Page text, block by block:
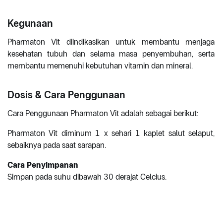
Kegunaan
Pharmaton Vit diindikasikan untuk membantu menjaga
kesehatan tubuh dan selama masa penyembuhan, serta
membantu memenuhi kebutuhan vitamin dan mineral.
Dosis & Cara Penggunaan
Cara Penggunaan Pharmaton Vit adalah sebagai berikut:
Pharmaton Vit diminum 1 x sehari 1 kaplet salut selaput,
sebaiknya pada saat sarapan.
Cara Penyimpanan
Simpan pada suhu dibawah 30 derajat Celcius.